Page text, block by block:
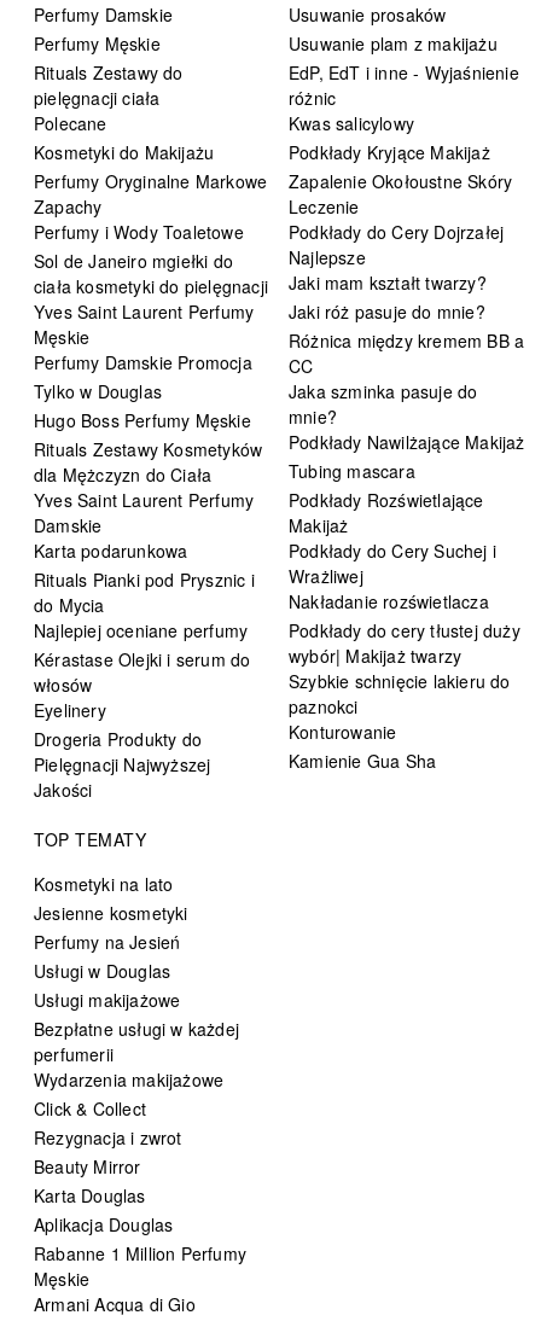
Perfumy Damskie
Perfumy Męskie
Rituals Zestawy do
pielęgnacji ciała
Polecane
Kosmetyki do Makijażu
Perfumy Oryginalne Markowe
Zapachy
Perfumy i Wody Toaletowe
Sol de Janeiro mgiełki do
ciała kosmetyki do pielęgnacji
Yves Saint Laurent Perfumy
Męskie
Perfumy Damskie Promocja
Tylko w Douglas
Hugo Boss Perfumy Męskie
Rituals Zestawy Kosmetyków
dla Mężczyzn do Ciała
Yves Saint Laurent Perfumy
Damskie
Karta podarunkowa
Rituals Pianki pod Prysznic i
do Mycia
Najlepiej oceniane perfumy
Kérastase Olejki i serum do
włosów
Eyelinery
Drogeria Produkty do
Pielęgnacji Najwyższej
Jakości
Usuwanie prosaków
Usuwanie plam z makijażu
EdP, EdT i inne - Wyjaśnienie
różnic
Kwas salicylowy
Podkłady Kryjące Makijaż
Zapalenie Okołoustne Skóry
Leczenie
Podkłady do Cery Dojrzałej
Najlepsze
Jaki mam kształt twarzy?
Jaki róż pasuje do mnie?
Różnica między kremem BB a
CC
Jaka szminka pasuje do
mnie?
Podkłady Nawilżające Makijaż
Tubing mascara
Podkłady Rozświetlające
Makijaż
Podkłady do Cery Suchej i
Wrażliwej
Nakładanie rozświetlacza
Podkłady do cery tłustej duży
wybór| Makijaż twarzy
Szybkie schnięcie lakieru do
paznokci
Konturowanie
Kamienie Gua Sha
TOP TEMATY
Kosmetyki na lato
Jesienne kosmetyki
Perfumy na Jesień
Usługi w Douglas
Usługi makijażowe
Bezpłatne usługi w każdej
perfumerii
Wydarzenia makijażowe
Click & Collect
Rezygnacja i zwrot
Beauty Mirror
Karta Douglas
Aplikacja Douglas
Rabanne 1 Million Perfumy
Męskie
Armani Acqua di Gio